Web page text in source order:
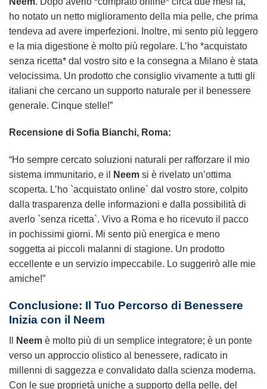
ho notato un netto miglioramento della mia pelle, che prima
tendeva ad avere imperfezioni. Inoltre, mi sento più leggero
e la mia digestione è molto più regolare. L’ho *acquistato
senza ricetta* dal vostro sito e la consegna a Milano è stata
velocissima. Un prodotto che consiglio vivamente a tutti gli
italiani che cercano un supporto naturale per il benessere
generale. Cinque stelle!”
Recensione di Sofia Bianchi, Roma:
“Ho sempre cercato soluzioni naturali per rafforzare il mio
sistema immunitario, e il
Neem si è rivelato un’ottima
scoperta. L’ho `acquistato online` dal vostro store, colpito
dalla trasparenza delle informazioni e dalla possibilità di
averlo `senza ricetta`. Vivo a Roma e ho ricevuto il pacco
in pochissimi giorni. Mi sento più energica e meno
soggetta ai piccoli malanni di stagione. Un prodotto
eccellente e un servizio impeccabile. Lo suggerirò alle mie
amiche!”
Conclusione: Il Tuo Percorso di Benessere
Inizia con il Neem
Neem è molto più di un semplice integratore; è un ponte
verso un approccio olistico al benessere, radicato in
millenni di saggezza e convalidato dalla scienza moderna.
Con le sue proprietà uniche a supporto della pelle, del